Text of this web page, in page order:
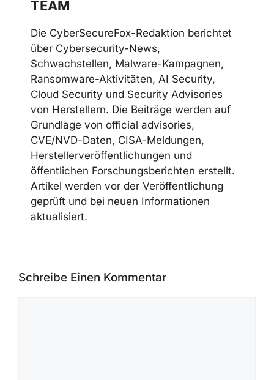
CYBERSECUREFOX EDITORIAL
TEAM
Die CyberSecureFox-Redaktion berichtet
über Cybersecurity-News,
Schwachstellen, Malware-Kampagnen,
Ransomware-Aktivitäten, AI Security,
Cloud Security und Security Advisories
von Herstellern. Die Beiträge werden auf
Grundlage von official advisories,
erstellt. Artikel werden vor der